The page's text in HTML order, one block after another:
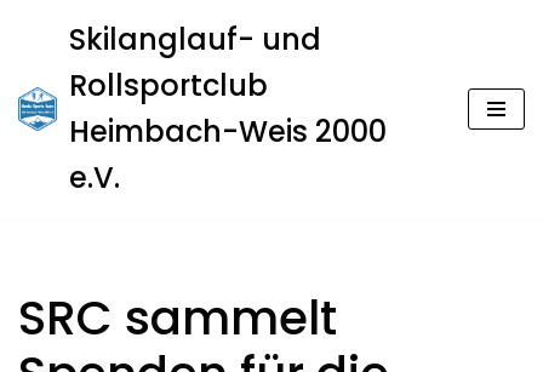
Inhalt
springen
Skilanglauf- und
Rollsportclub
Heimbach-Weis 2000
e.V.
SRC sammelt